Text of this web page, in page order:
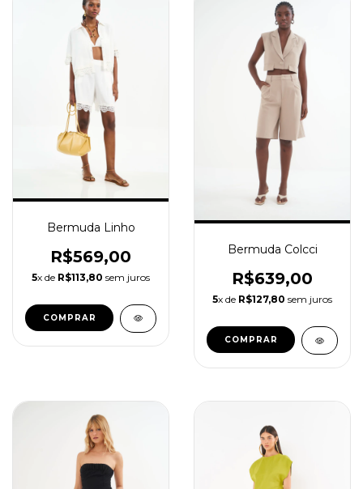
Bermuda Linho
R$569,00
5x de R$113,80 sem juros
COMPRAR
Bermuda Colcci
R$639,00
5x de R$127,80 sem juros
COMPRAR